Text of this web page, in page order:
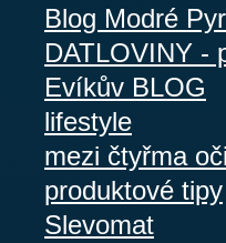
Blog Modré
DATLOVINY -
Evíkův BLOG
lifestyle
mezi čtyřma
produktové tipy
Slevomat